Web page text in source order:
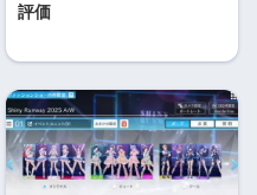
評価